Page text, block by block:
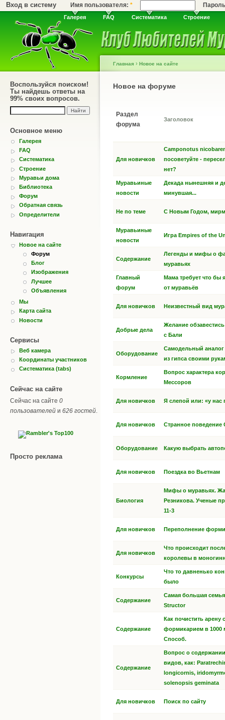
Вход в систему Имя пользователя:*
Галерея FAQ Систематика Строение
Воспользуйся поиском!
Ты найдешь ответы на
99% своих вопросов.
Основное меню
Галерея
FAQ
Систематика
Строение
Муравьи дома
Библиотека
Форум
Обратная связь
Определители
Навигация
Новое на сайте
Форум
Блог
Изображения
Лучшее
Объявления
Мы
Карта сайта
Новости
Сервисы
Веб камера
Координаты участников
Систематика (tabs)
Сейчас на сайте
Сейчас на сайте 0
пользователей и 626 гостей
Просто реклама
Главная › Новое на сайте
Новое на форуме
Раздел
форума
Заголовок
Для новичков
Camponotus
посоветуйте -
нет?
Муравьиные
новости
Декада нынешняя и
минувшая...
Не по теме С Новым Годом,
Муравьиные
новости
Игра Empires of the
Содержание
Легенды и мифы о
муравьях
Главный
форум
Мама требует что бы
от муравьёв
Для новичков Неизвестный вид
Добрые дела
Желание
с Бали
Оборудование
Самодельный аналог
из гипса своими
Кормление
Вопрос характера
Мессоров
Для новичков Я слепой или: «у нас
Для новичков Странное поведение
Оборудование Какую выбрать
Для новичков Поездка во Вьетнам
Биология
Мифы о муравьях.
Резникова. Ученые
11-3
Для новичков Переполнение
Для новичков
Что происходит
королевы в
Конкурсы
Что то давненько
было
Содержание
Самая большая
Structor
Содержание
Как почистить арену с
формикарием в 1000
Способ.
Содержание
Вопрос о содержании
видов, как:
longicornis,
solenopsis geminata
Для новичков Поиск по сайту